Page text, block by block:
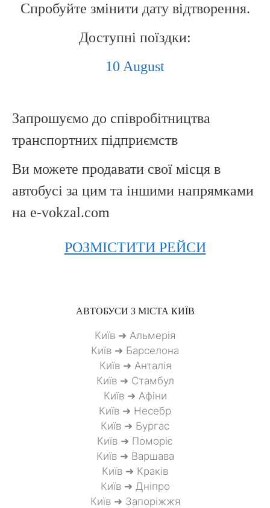
Спробуйте змінити дату відтворення.
Доступні поїздки:
10 August
Запрошуємо до співробітництва
транспортних підприємств
Ви можете продавати свої місця в
автобусі за цим та іншими напрямками
на e-vokzal.com
РОЗМІСТИТИ РЕЙСИ
АВТОБУСИ З МІСТА КИЇВ
Київ ➜ Альмерія
Київ ➜ Барселона
Київ ➜ Анталія
Київ ➜ Стамбул
Київ ➜ Афіни
Київ ➜ Несебр
Київ ➜ Бургас
Київ ➜ Поморіє
Київ ➜ Варшава
Київ ➜ Краків
Київ ➜ Дніпро
Київ ➜ Запоріжжя